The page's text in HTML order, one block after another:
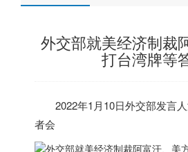
外交部就美经济制裁
打台湾牌等
2022年1月10日外交部发言
者会